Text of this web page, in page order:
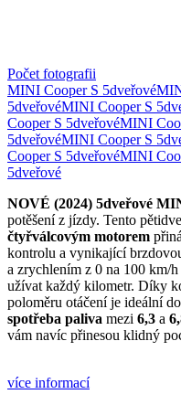
Počet fotografii
MINI Cooper S 5dveřové
5dveřovéMINI Cooper S
Cooper S 5dveřovéMINI
5dveřovéMINI Cooper S
Cooper S 5dveřovéMINI
5dveřové
NOVÉ (2024) 5dveřové
potěšení z jízdy. Tento
čtyřválcovým motorem
kontrolu a vynikající
a zrychlením z 0 na 100 km/
užívat každý kilometr. Díky
poloměru otáčení je ideální
spotřeba paliva mezi 6,3 a
vám navíc přinesou klidný
více informací